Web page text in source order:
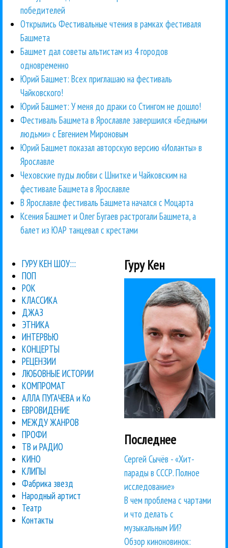
победителей
Открылись Фестивальные чтения в рамках фестиваля
Башмета
Башмет дал советы альтистам из 4 городов
одновременно
Юрий Башмет: Всех приглашаю на фестиваль
Чайковского!
Юрий Башмет: У меня до драки со Стингом не дошло!
Фестиваль Башмета в Ярославле завершился «Бедными
людьми» с Евгением Мироновым
Юрий Башмет показал авторскую версию «Иоланты» в
Ярославле
Чеховские пуды любви с Шнитке и Чайковским на
фестивале Башмета в Ярославле
В Ярославле фестиваль Башмета начался с Моцарта
Ксения Башмет и Олег Бугаев растрогали Башмета, а
балет из ЮАР танцевал с крестами
ГУРУ КЕН ШОУ:::
ПОП
РОК
КЛАССИКА
ДЖАЗ
ЭТНИКА
ИНТЕРВЬЮ
КОНЦЕРТЫ
РЕЦЕНЗИИ
ЛЮБОВНЫЕ ИСТОРИИ
КОМПРОМАТ
АЛЛА ПУГАЧЕВА и Ко
ЕВРОВИДЕНИЕ
МЕЖДУ ЖАНРОВ
ПРОФИ
ТВ и РАДИО
КИНО
КЛИПЫ
Фабрика звезд
Народный артист
Театр
Контакты
Гуру Кен
Последнее
Сергей Сычёв - «Хит-
парады в СССР. Полное
исследование»
В чем проблема с чартами
и что делать с
музыкальным ИИ?
Обзор киноновинок: